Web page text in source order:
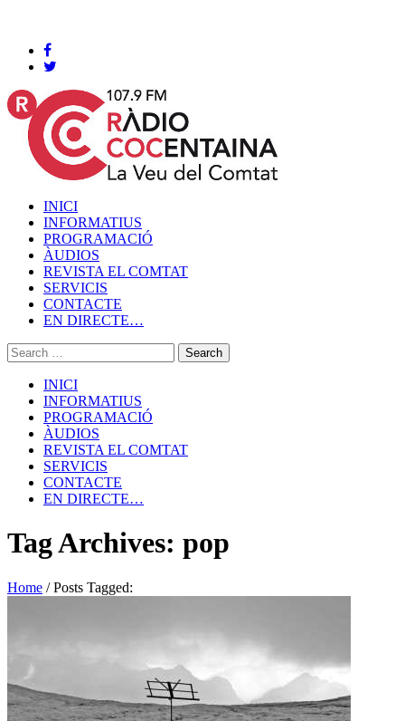
INICI
INFORMATIUS
PROGRAMACIÓ
ÀUDIOS
REVISTA EL COMTAT
SERVICIS
CONTACTE
EN DIRECTE…
INICI
INFORMATIUS
PROGRAMACIÓ
ÀUDIOS
REVISTA EL COMTAT
SERVICIS
CONTACTE
EN DIRECTE…
Tag Archives: pop
Home /Posts Tagged: